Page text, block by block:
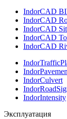
IndorCAD
IndorCAD
IndorCAD
IndorCAD
IndorCAD
IndorCulvert
IndorIntensity
Эксплуатация